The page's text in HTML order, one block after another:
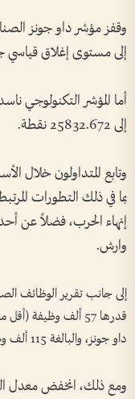
إلى مستوى إغلاق قياسي جديد عند
إلى 25832.672 نقطة.
وتابع المتداولون خلال
بما في ذلك التطورات
إنهاء الحرب، فضلاً عن
وارش.
إلى جانب تقرير الوظائف
قدرها 57 ألف
داو جونز، والبالغة 115 ألف وظيفة).